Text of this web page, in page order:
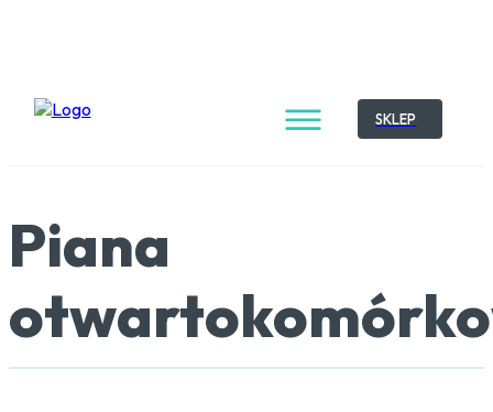
SKLEP
Piana